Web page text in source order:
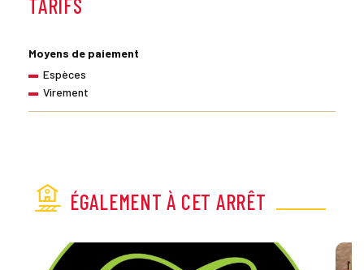
TARIFS
Moyens de paiement
Espèces
Virement
ÉGALEMENT À CET ARRÊT